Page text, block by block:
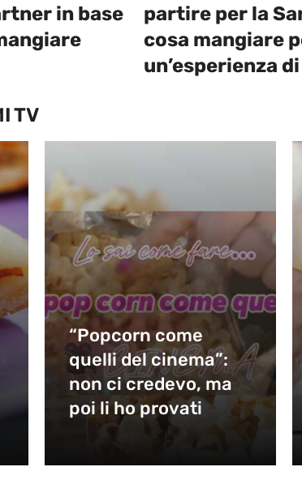
in base
partire per la
cosa mangiare
un’esperienza
TV
“Popcorn come
quelli del cinema”:
non ci credevo, ma
poi li ho provati